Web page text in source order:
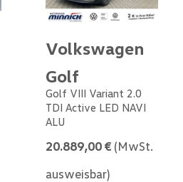
Volkswagen
Golf
Golf VIII Variant 2.0
TDI Active LED NAVI
ALU
20.889,00 € (MwSt.
ausweisbar)